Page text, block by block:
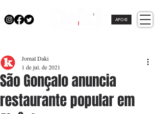
APOIE
São Gonçalo anuncia
restaurante popular em
Jornal Daki
1 de jul. de 2021